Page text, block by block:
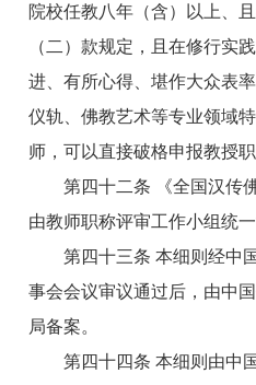
院校任教八年（含）以上、
（二）款规定，且在修行实
进、有所心得、堪作大众表
仪轨、佛教艺术等专业领域
师，可以直接破格申报教授职
第四十二条 《全国汉传佛
由教师职称评审工作小组统一
第四十三条 本细则经中国
事会会议审议通过后，由中
局备案。
第四十四条 本细则由中国